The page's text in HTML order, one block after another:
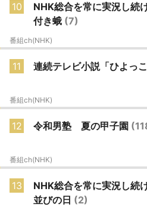
10
NHK総合を常に実況し
付き蛾 (7)
番組ch(NHK)
11 連続テレビ小説「ひよっ
番組ch(NHK)
12 令和男塾 夏の甲子園
番組ch(NHK)
13
NHK総合を常に実況し
並びの日 (2)